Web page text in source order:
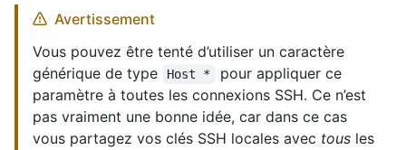
Avertissement
Vous pouvez être tenté d’utiliser un caractère
générique de type
Host *
pour appliquer ce
paramètre à toutes les connexions SSH. Ce n’est
pas vraiment une bonne idée, car dans ce cas
vous partagez vos clés SSH locales avec tous les